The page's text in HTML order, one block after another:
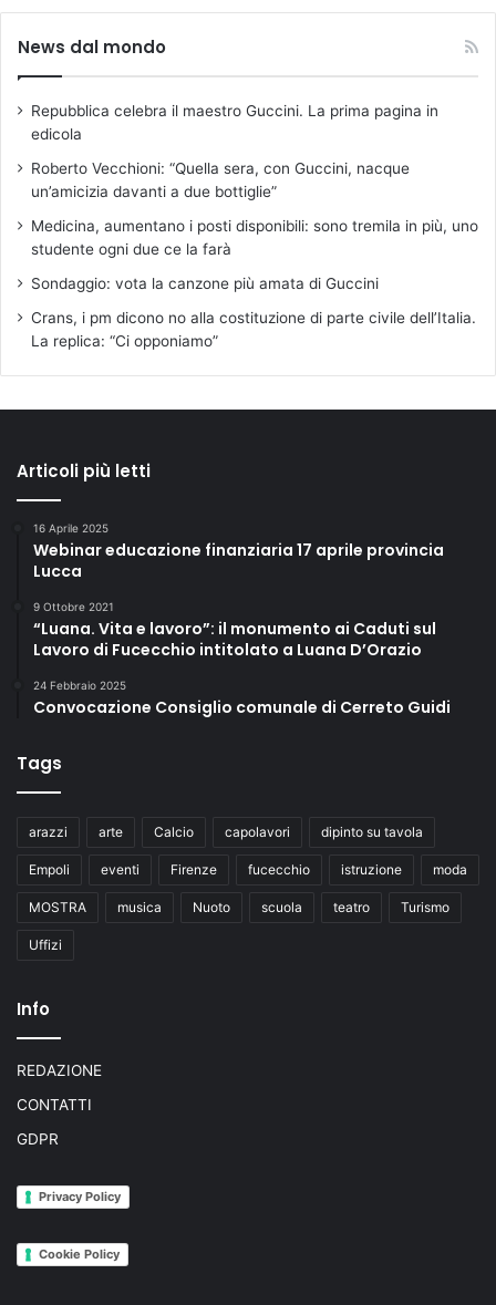
News dal mondo
Repubblica celebra il maestro Guccini. La prima pagina in
edicola
Roberto Vecchioni: “Quella sera, con Guccini, nacque
un’amicizia davanti a due bottiglie”
Medicina, aumentano i posti disponibili: sono tremila in più, uno
studente ogni due ce la farà
Sondaggio: vota la canzone più amata di Guccini
Crans, i pm dicono no alla costituzione di parte civile dell’Italia.
La replica: “Ci opponiamo”
Articoli più letti
16 Aprile 2025
Webinar educazione finanziaria 17 aprile provincia
Lucca
9 Ottobre 2021
“Luana. Vita e lavoro”: il monumento ai Caduti sul
Lavoro di Fucecchio intitolato a Luana D’Orazio
24 Febbraio 2025
Convocazione Consiglio comunale di Cerreto Guidi
Tags
arazzi arte Calcio capolavori dipinto su tavola
Empoli eventi Firenze fucecchio istruzione moda
MOSTRA musica Nuoto scuola teatro Turismo
Uffizi
Info
REDAZIONE
CONTATTI
GDPR
Privacy Policy
Cookie Policy